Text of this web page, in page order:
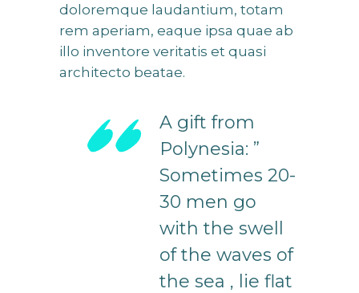
doloremque laudantium, totam
rem aperiam, eaque ipsa quae ab
illo inventore veritatis et quasi
architecto beatae.
A gift from
Polynesia: ”
Sometimes 20-
30 men go
with the swell
of the waves of
the sea , lie flat